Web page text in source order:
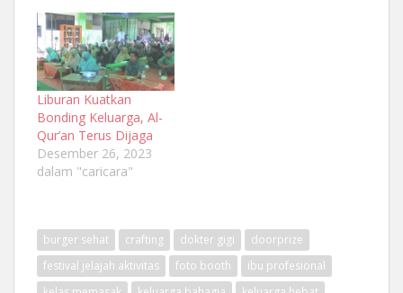
Liburan Kuatkan
Bonding Keluarga, Al-
Qur’an Terus Dijaga
Desember 26, 2023
dalam "caricara"
burger sehat crafting dokter gigi
doorprize
festival jelajah aktivitas
foto booth
ibu profesional